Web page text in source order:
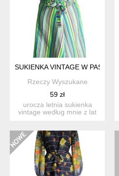
SUKIENKA VINTAGE W PASKI
Rzeczy Wyszukane
59 zł
urocza letnia sukienka
vintage według mnie z lat